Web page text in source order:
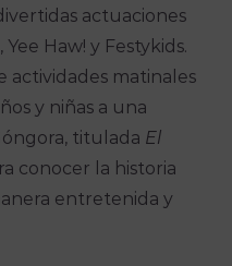
actuaciones
Haw! y Festykids.
actividades matinales
y niñas a una
titulada El
conocer la historia
entretenida y